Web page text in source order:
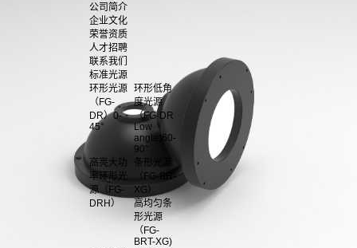
公司简介
企业文化
荣誉资质
人才招聘
联系我们
标准光源
环形光源
（FG-
DR）0-
45°
环形低角
度光源
（FG-DR
Low
angle)60-
90°
高亮大功
率环形光
源（FG-
DRH）
条形光源
（FG-BR-
XG）
高均匀条
形光源
（FG-
BRT-XG)